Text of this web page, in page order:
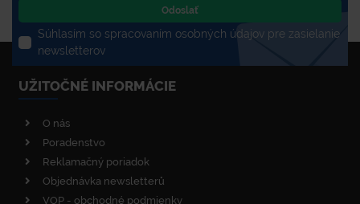
Odoslať
Súhlasím so spracovaním osobných údajov pre zasielanie
newsletterov
UŽITOČNÉ INFORMÁCIE
O nás
Poradenstvo
Reklamačný poriadok
Objednávka newsletterů
VOP - obchodné podmienky